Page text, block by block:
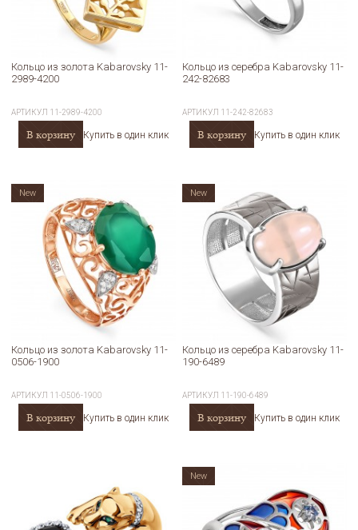
Кольцо из золота Kabarovsky 11-
2989-4200
АРТИКУЛ 11-2989-4200
В корзину Купить в один клик
Кольцо из серебра Kabarovsky 11-
242-82683
АРТИКУЛ 11-242-82683
В корзину Купить в один клик
Кольцо из золота Kabarovsky 11-
0506-1900
АРТИКУЛ 11-0506-1900
В корзину Купить в один клик
New
Кольцо из серебра Kabarovsky 11-
190-6489
АРТИКУЛ 11-190-6489
В корзину Купить в один клик
New
New